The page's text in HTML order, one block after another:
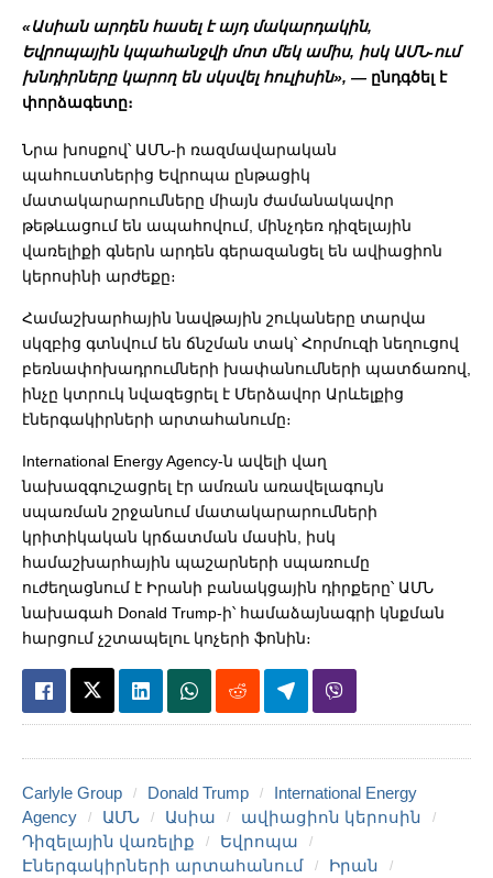
«Ասիան արդեն հասել է այդ մակարդակին,
Եվրոպային կպահանջվի մոտ մեկ ամիս, իսկ ԱՄՆ-ում
խնդիրները կարող են սկսվել հուլիսին», — ընդգծել է
փորձագետը։
Նրա խոսքով՝ ԱՄՆ-ի ռազմավարական
պահուստներից Եվրոպա ընթացիկ
մատակարարումները միայն ժամանակավոր
թեթևացում են ապահովում, մինչդեռ դիզելային
վառելիքի գներն արդեն գերազանցել են ավիացիոն
կերոսինի արժեքը։
Համաշխարհային նավթային շուկաները տարվա
սկզբից գտնվում են ճնշման տակ՝ Հորմուզի նեղուցով
բեռնափոխադրումների խափանումների պատճառով,
ինչը կտրուկ նվազեցրել է Մերձավոր Արևելքից
էներգակիրների արտահանումը։
International Energy Agency-ն ավելի վաղ
նախազգուշացրել էր ամռան առավելագույն
սպառման շրջանում մատակարարումների
կրիտիկական կրճատման մասին, իսկ
համաշխարհային պաշարների սպառումը
ուժեղացնում է Իրանի բանակցային դիրքերը՝ ԱՄՆ
նախագահ Donald Trump-ի՝ համաձայնագրի կնքման
հարցում չշտապելու կոչերի ֆոնին։
Carlyle Group Donald Trump
International Energy
Agency
ԱՄՆ Ասիա
ավիացիոն կերոսին
Դիզելային վառելիք
Եվրոպա
Էներգակիրների արտահանում
Իրան